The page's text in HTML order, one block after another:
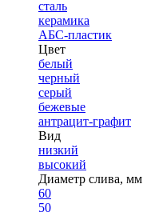
сталь
керамика
АБС-пластик
Цвет
белый
черный
серый
бежевые
антрацит-графит
Вид
низкий
высокий
Диаметр слива, мм
60
50